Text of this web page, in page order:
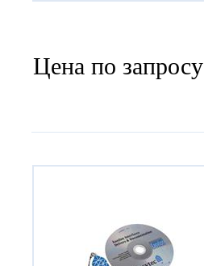
Цена по запросу